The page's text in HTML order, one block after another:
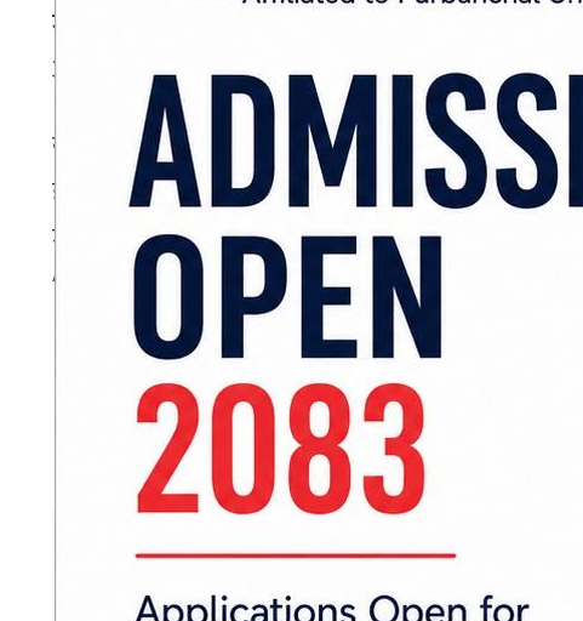
जनकपुरधाम
: चमार समुदायका अगुवा र
अम्बेडकर पार्क निर्माण गर्न माग गरेका छन्।
बुधबार मुख्यमन्त्री सतिशकुमार सिंहलाई
ज्ञापनपत्र बुझाएका हुन्। अम्बेडकर पार्क बनाउने
जग्गामै पार्क बनाउनुपर्ने उनीहरूको माग छ।
ADVERTISEMENT